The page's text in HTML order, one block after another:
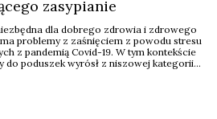
zasypianie
dla dobrego zdrowia i zdrowego
problemy z zaśnięciem z powodu stresu
z pandemią Covid-19. W tym kontekście
do poduszek wyrósł z niszowej kategorii